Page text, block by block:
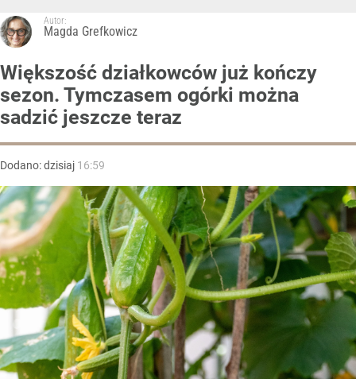
Autor:
Magda Grefkowicz
Większość działkowców już kończy
sezon. Tymczasem ogórki można
sadzić jeszcze teraz
Dodano:dzisiaj 16:59